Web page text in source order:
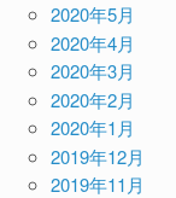
2020年5月
2020年4月
2020年3月
2020年2月
2020年1月
2019年12月
2019年11月